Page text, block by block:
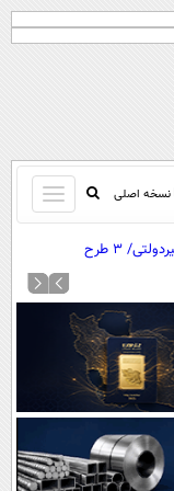
نسخه اصلی
باز
و
کردن
منو
صدور کارت صلاحیت معلمی برای معلمان غیردولتی/ ۳ طرح